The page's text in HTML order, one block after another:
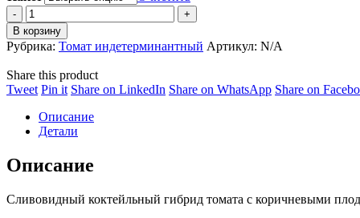
Томат
Чоко
Бэби
Плям
F1
(Choko
Baby
Plum
quantity
В корзину
Рубрика: Томат индетерминантный Артикул: N/A
Share this product
TweetShare
Twitter
Pin itShare
Pinterest
Share on LinkedIn Share
Share on WhatsAppShare
Share on
Описание
Детали
Описание
Сливовидный коктейльный гибрид томата с коричневыми